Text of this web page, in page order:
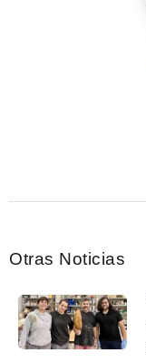
Otras Noticias